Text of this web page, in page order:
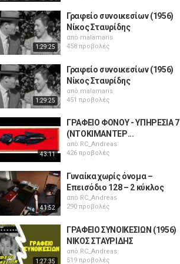
1:29:25
Γραφείο συνοικεσίων (1956)
Νίκος Σταυρίδης
από malamaris
458 προβολές
1:29:25
Γραφείο συνοικεσίων (1956)
Νίκος Σταυρίδης
από malamaris
451 προβολές
43:11
ΓΡΑΦΕΙΟ ΦΟΝΟΥ - ΥΠΗΡΕΣΙΑ 7
(ΝΤΟΚΙΜΑΝΤΕΡ...
από RC_Andreas
426 προβολές
41:52
Γυναίκα χωρίς όνομα –
Επεισόδιο 128 – 2 κύκλος
από RC_Andreas
290 προβολές
1:27:35
ΓΡΑΦΕΙΟ ΣΥΝΟΙΚΕΣΙΩΝ (1956)
ΝΙΚΟΣ ΣΤΑΥΡΙΔΗΣ
από RC_Andreas
519 προβολές